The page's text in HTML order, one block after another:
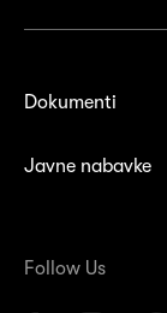
Dokumenti
Javne nabavke
Follow Us